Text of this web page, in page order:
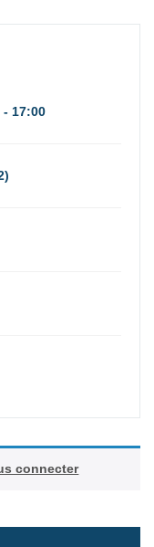
- 17:00
connecter